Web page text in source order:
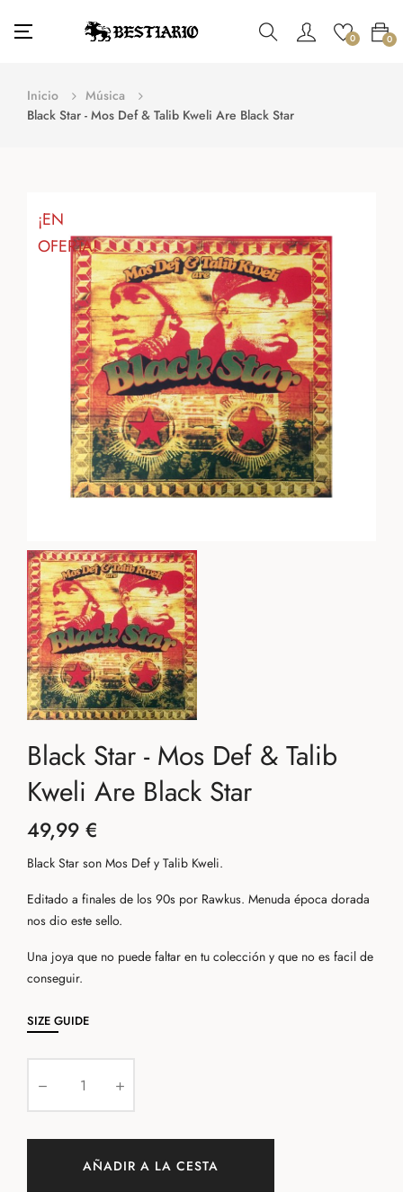
Navegación
☰ 0 0
Inicio
Música
Black Star - Mos Def & Talib Kweli Are Black Star
¡EN
OFERTA!
Black Star - Mos Def & Talib
Kweli Are Black Star
49,99 €
Black Star son Mos Def y Talib Kweli.
Editado a finales de los 90s por Rawkus. Menuda época dorada
nos dio este sello.
Una joya que no puede faltar en tu colección y que no es facil de
conseguir.
SIZE GUIDE
AÑADIR A LA CESTA